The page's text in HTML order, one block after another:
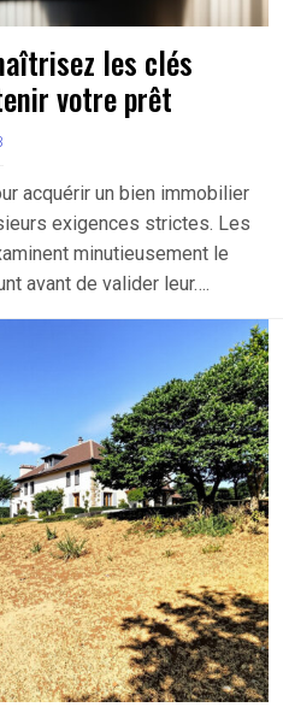
les clés
votre prêt
acquérir un bien immobilier
exigences strictes. Les
minutieusement le
avant de valider leur….